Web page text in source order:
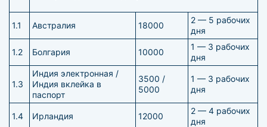
1.1 Австралия 18000
2 — 5 рабочих
дня
1.2 Болгария 10000
1 — 3 рабочих
дня
1.3
Индия электронная /
Индия вклейка в
паспорт
3500 /
5000
1 — 3 рабочих
дня
1.4 Ирландия 12000
2 — 4 рабочих
дня